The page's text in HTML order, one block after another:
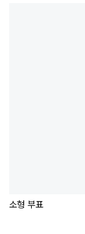
소형 부표